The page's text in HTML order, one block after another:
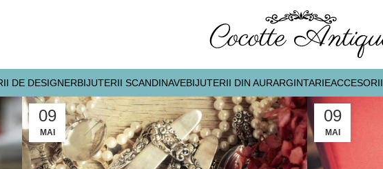
DE DESIGNERBIJUTERII SCANDINAVEBIJUTERII DIN AURARGINTARIE
09
MAI
09
MAI